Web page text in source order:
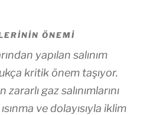
ÖNEMI
yapılan salınım
kritik önem taşıyor.
gaz salınımlarını
ve dolayısıyla iklim